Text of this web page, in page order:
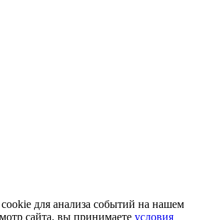
для анализа событий на нашем
сайта, вы принимаете условия